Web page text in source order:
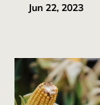
Jun 22, 2023